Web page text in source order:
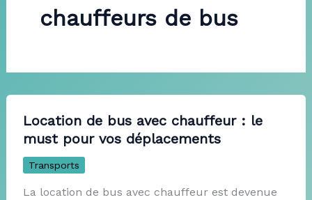
chauffeurs de bus
Location de bus avec chauffeur : le
must pour vos déplacements
Transports
La location de bus avec chauffeur est devenue